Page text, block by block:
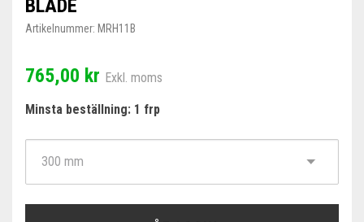
BLADE
Artikelnummer: MRH11B
765,00 kr Exkl. moms
Minsta beställning: 1 frp